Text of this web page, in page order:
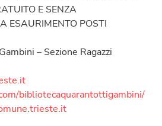
E SENZA
ESAURIMENTO POSTI
– Sezione Ragazzi
bibliotecaquarantottigambini/